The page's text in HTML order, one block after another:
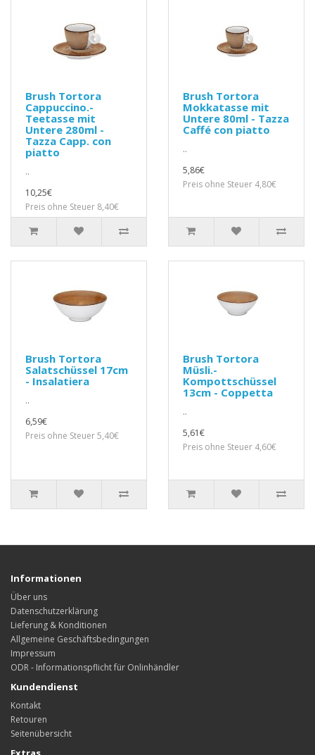
Brush Tortora
Cappuccino.-
Teetasse mit
Untere 280ml -
Tazza Capp. con
piatto
..
10,25€
Preis ohne Steuer 8,40€
Brush Tortora
Mokkatasse mit
Untere 80ml - Tazza
Caffé con piatto
..
5,86€
Preis ohne Steuer 4,80€
Brush Tortora
Salatschüssel 17cm
- Insalatiera
..
6,59€
Preis ohne Steuer 5,40€
Brush Tortora
Müsli.-
Kompottschüssel
13cm - Coppetta
..
5,61€
Preis ohne Steuer 4,60€
Informationen
Über uns
Datenschutzerklärung
Lieferung & Konditionen
Allgemeine Geschäftsbedingungen
Impressum
ODR - Informationspflicht für Onlinhändler
Kundendienst
Kontakt
Retouren
Seitenübersicht